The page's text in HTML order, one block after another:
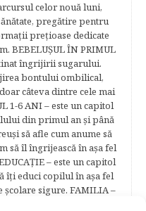
celor nouă luni,
pregătire pentru
preţioase dedicate
BEBELUŞUL ÎN PRIMUL
îngrijirii sugarului.
bontului ombilical,
câteva dintre cele mai
1-6 ANI – este un capitol
din primul an şi până
să afle cum anume să
să îl îngrijească în aşa fel
– este un capitol
îţi educi copilul în aşa fel
sigure. FAMILIA –